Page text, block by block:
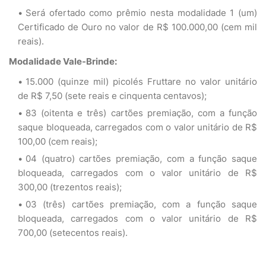
Será ofertado como prêmio nesta modalidade 1 (um)
Certificado de Ouro no valor de R$ 100.000,00 (cem mil
reais).
Modalidade Vale-Brinde:
15.000 (quinze mil) picolés Fruttare no valor unitário
de R$ 7,50 (sete reais e cinquenta centavos);
83 (oitenta e três) cartões premiação, com a função
saque bloqueada, carregados com o valor unitário de R$
100,00 (cem reais);
04 (quatro) cartões premiação, com a função saque
bloqueada, carregados com o valor unitário de R$
300,00 (trezentos reais);
03 (três) cartões premiação, com a função saque
bloqueada, carregados com o valor unitário de R$
700,00 (setecentos reais).